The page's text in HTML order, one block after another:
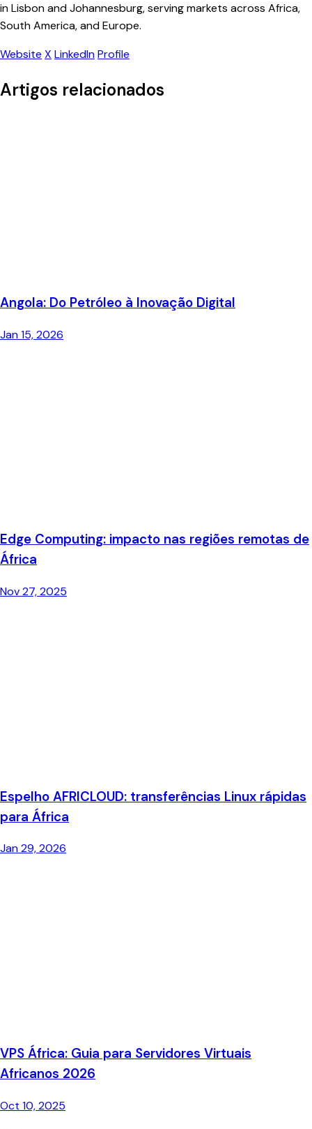
in Lisbon and Johannesburg, serving markets across Africa,
South America, and Europe.
Website X LinkedInProfile
Artigos relacionados
Angola: Do Petróleo à Inovação Digital
Jan 15, 2026
Edge Computing: impacto nas regiões remotas de
África
Nov 27, 2025
Espelho AFRICLOUD: transferências Linux rápidas
para África
Jan 29, 2026
VPS África: Guia para Servidores Virtuais
Africanos 2026
Oct 10, 2025